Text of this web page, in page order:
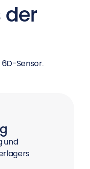
der
Sensor.
und